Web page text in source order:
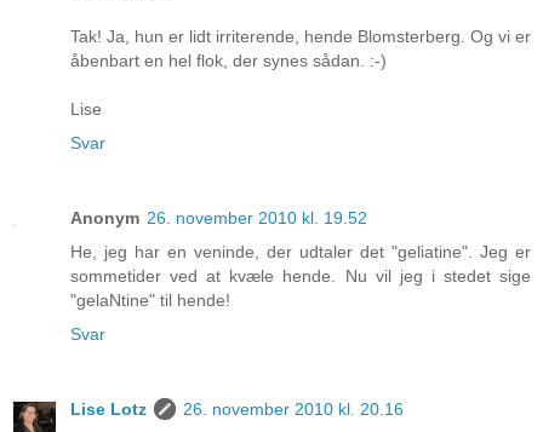
Tak! Ja, hun er lidt irriterende, hende Blomsterberg. Og vi er
åbenbart en hel flok, der synes sådan. :-)
Lise
Svar
Anonym 26. november 2010 kl. 19.52
He, jeg har en veninde, der udtaler det "geliatine". Jeg er
sommetider ved at kvæle hende. Nu vil jeg i stedet sige
"gelaNtine" til hende!
Svar
Lise Lotz
26. november 2010 kl. 20.16